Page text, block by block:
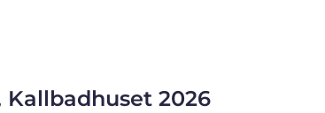
2026